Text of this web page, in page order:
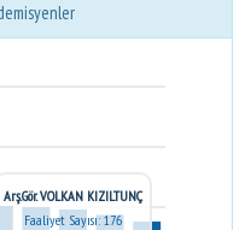
Arş.Gör. VOLKAN KIZILTUNÇ
Faaliyet Sayısı: 176